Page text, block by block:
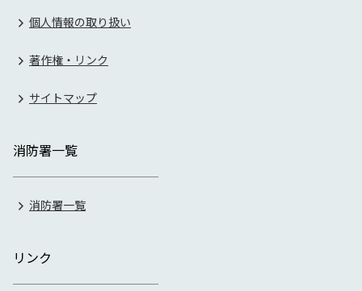
個人情報の取り扱い
著作権・リンク
サイトマップ
消防署一覧
消防署一覧
リンク